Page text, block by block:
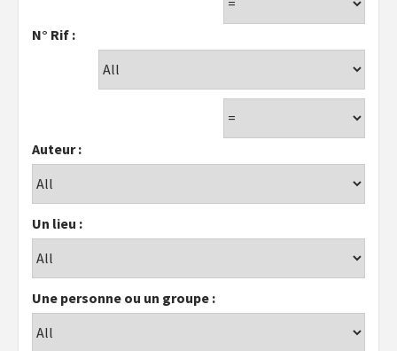
N° Rif :
Auteur :
Un lieu :
Une personne ou un groupe :